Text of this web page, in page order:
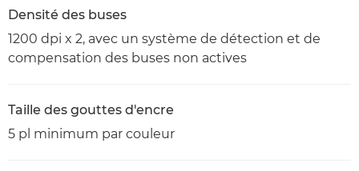
Densité des buses
1200 dpi x 2, avec un système de détection et de
compensation des buses non actives
Taille des gouttes d'encre
5 pl minimum par couleur